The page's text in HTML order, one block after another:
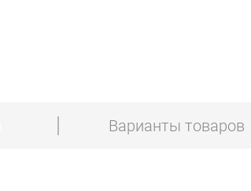
Варианты товаров